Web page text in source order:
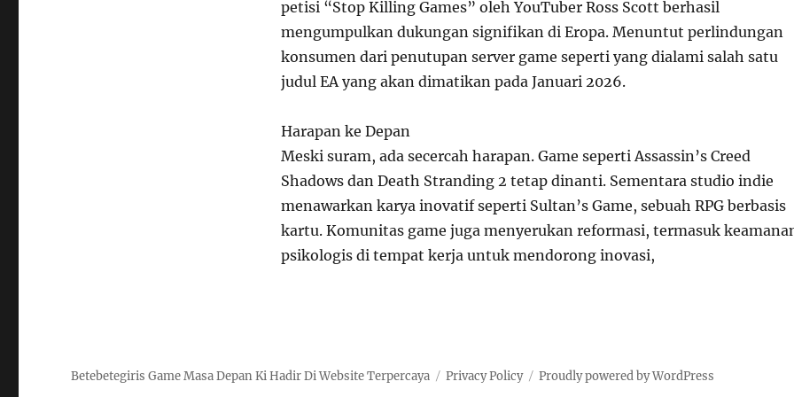
petisi “Stop Killing Games” oleh YouTuber Ross Scott berhasil
mengumpulkan dukungan signifikan di Eropa. Menuntut perlindungan
konsumen dari penutupan server game seperti yang dialami salah satu
judul EA yang akan dimatikan pada Januari 2026.
Harapan ke Depan
Meski suram, ada secercah harapan. Game seperti Assassin’s Creed
Shadows dan Death Stranding 2 tetap dinanti. Sementara studio indie
menawarkan karya inovatif seperti Sultan’s Game, sebuah RPG berbasis
kartu. Komunitas game juga menyerukan reformasi, termasuk
psikologis di tempat kerja untuk mendorong inovasi,
Betebetegiris Game Masa Depan Ki Hadir Di Website Terpercaya Privacy Policy Proudly powered by WordPress